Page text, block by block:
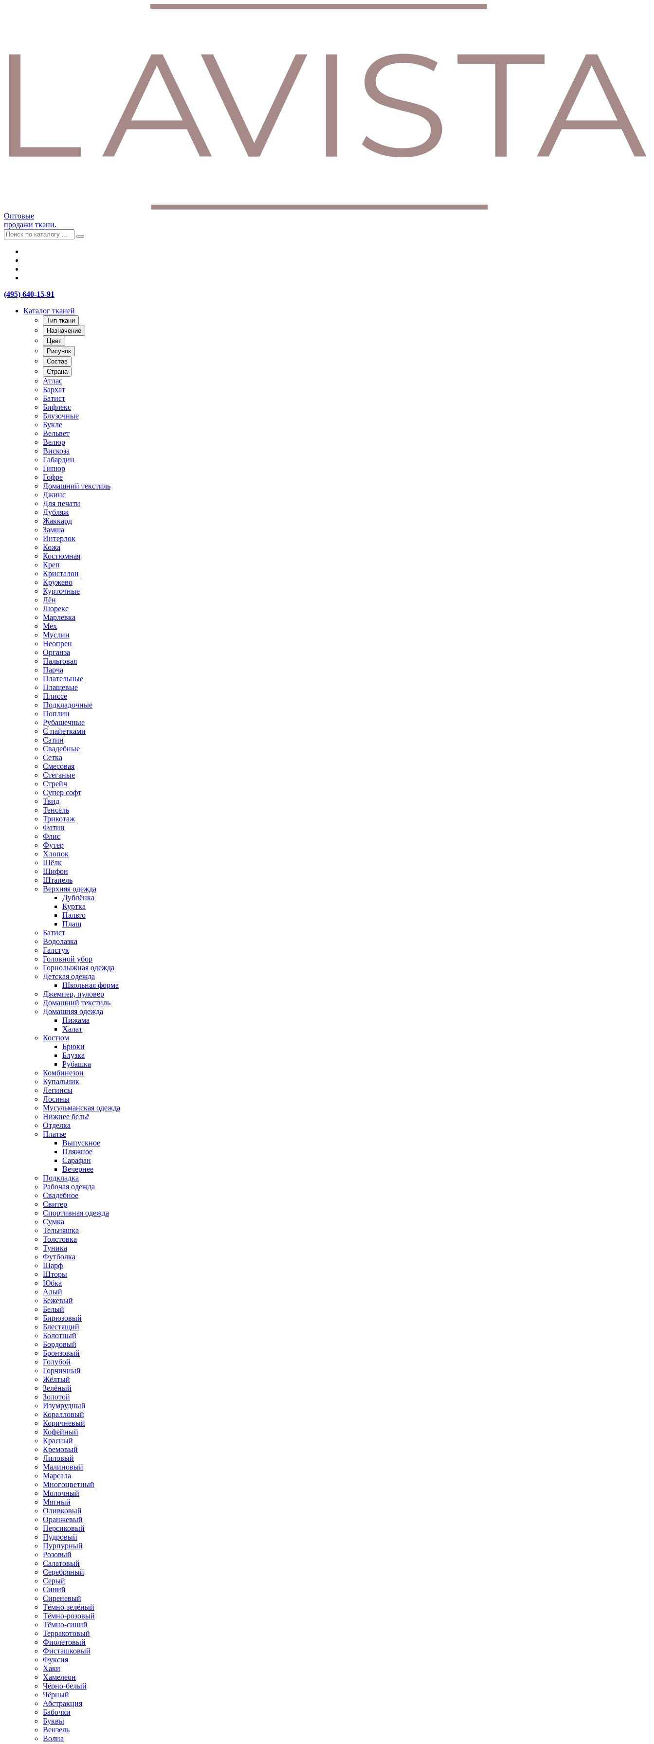
Оптовые
продажи ткани.
(495) 640-15-91
Каталог тканей
Тип ткани
Назначение
Цвет
Рисунок
Состав
Страна
Атлас
Бархат
Батист
Бифлекс
Блузочные
Букле
Вельвет
Велюр
Вискоза
Габардин
Гипюр
Гофре
Домашний текстиль
Джинс
Для печати
Дубляж
Жаккард
Замша
Интерлок
Кожа
Костюмная
Креп
Кристалон
Кружево
Курточные
Лён
Люрекс
Марлевка
Мех
Муслин
Неопрен
Органза
Пальтовая
Парча
Плательные
Плащевые
Плиссе
Подкладочные
Поплин
Рубашечные
С пайетками
Сатин
Свадебные
Сетка
Смесовая
Стеганые
Стрейч
Супер софт
Твид
Тенсель
Трикотаж
Фатин
Флис
Футер
Хлопок
Шёлк
Шифон
Штапель
Верхняя одежда
Дублёнка
Куртка
Пальто
Плащ
Батист
Водолазка
Галстук
Головной убор
Горнолыжная одежда
Детская одежда
Школьная форма
Джемпер, пуловер
Домашний текстиль
Домашняя одежда
Пижама
Халат
Костюм
Брюки
Блузка
Рубашка
Комбинезон
Купальник
Легинсы
Лосины
Мусульманская одежда
Нижнее бельё
Отделка
Платье
Выпускное
Пляжное
Сарафан
Вечернее
Подкладка
Рабочая одежда
Свадебное
Свитер
Спортивная одежда
Сумка
Тельняшка
Толстовка
Туника
Футболка
Шарф
Шторы
Юбка
Алый
Бежевый
Белый
Бирюзовый
Блестящий
Болотный
Бордовый
Бронзовый
Голубой
Горчичный
Жёлтый
Зелёный
Золотой
Изумрудный
Коралловый
Коричневый
Кофейный
Красный
Кремовый
Лиловый
Малиновый
Марсала
Многоцветный
Молочный
Мятный
Оливковый
Оранжевый
Персиковый
Пудровый
Пурпурный
Розовый
Салатовый
Серебряный
Серый
Синий
Сиреневый
Тёмно-зелёный
Тёмно-розовый
Тёмно-синий
Терракотовый
Фиолетовый
Фисташковый
Фуксия
Хаки
Хамелеон
Чёрно-белый
Чёрный
Абстракция
Бабочки
Буквы
Вензель
Волна